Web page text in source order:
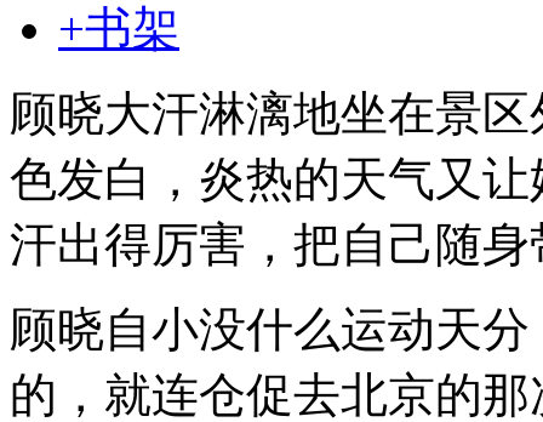
+书架
顾晓大汗淋漓地坐在景
色发白，炎热的天气又
汗出得厉害，把自己随
顾晓自小没什么运动天
的，就连仓促去北京的